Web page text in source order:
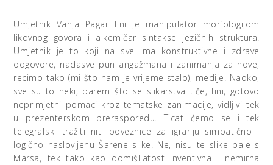
Umjetnik Vanja Pagar fini je manipulator morfologijom
likovnog govora i alkemičar sintakse jezičnih struktura.
Umjetnik je to koji na sve ima konstruktivne i zdrave
odgovore, nadasve pun angažmana i zanimanja za nove,
recimo tako (mi što nam je vrijeme stalo), medije. Naoko,
sve su to neki, barem što se slikarstva tiče, fini, gotovo
neprimjetni pomaci kroz tematske zanimacije, vidljivi tek
u prezenterskom prerasporedu. Ticat ćemo se i tek
telegrafski tražiti niti poveznice za igrariju simpatično i
logično naslovljenu Šarene slike. Ne, nisu te slike pale s
Marsa, tek tako kao domišljatost inventivna i nemirna